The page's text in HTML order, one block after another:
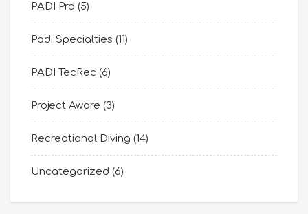
PADI Pro (5)
Padi Specialties (11)
PADI TecRec (6)
Project Aware (3)
Recreational Diving (14)
Uncategorized (6)